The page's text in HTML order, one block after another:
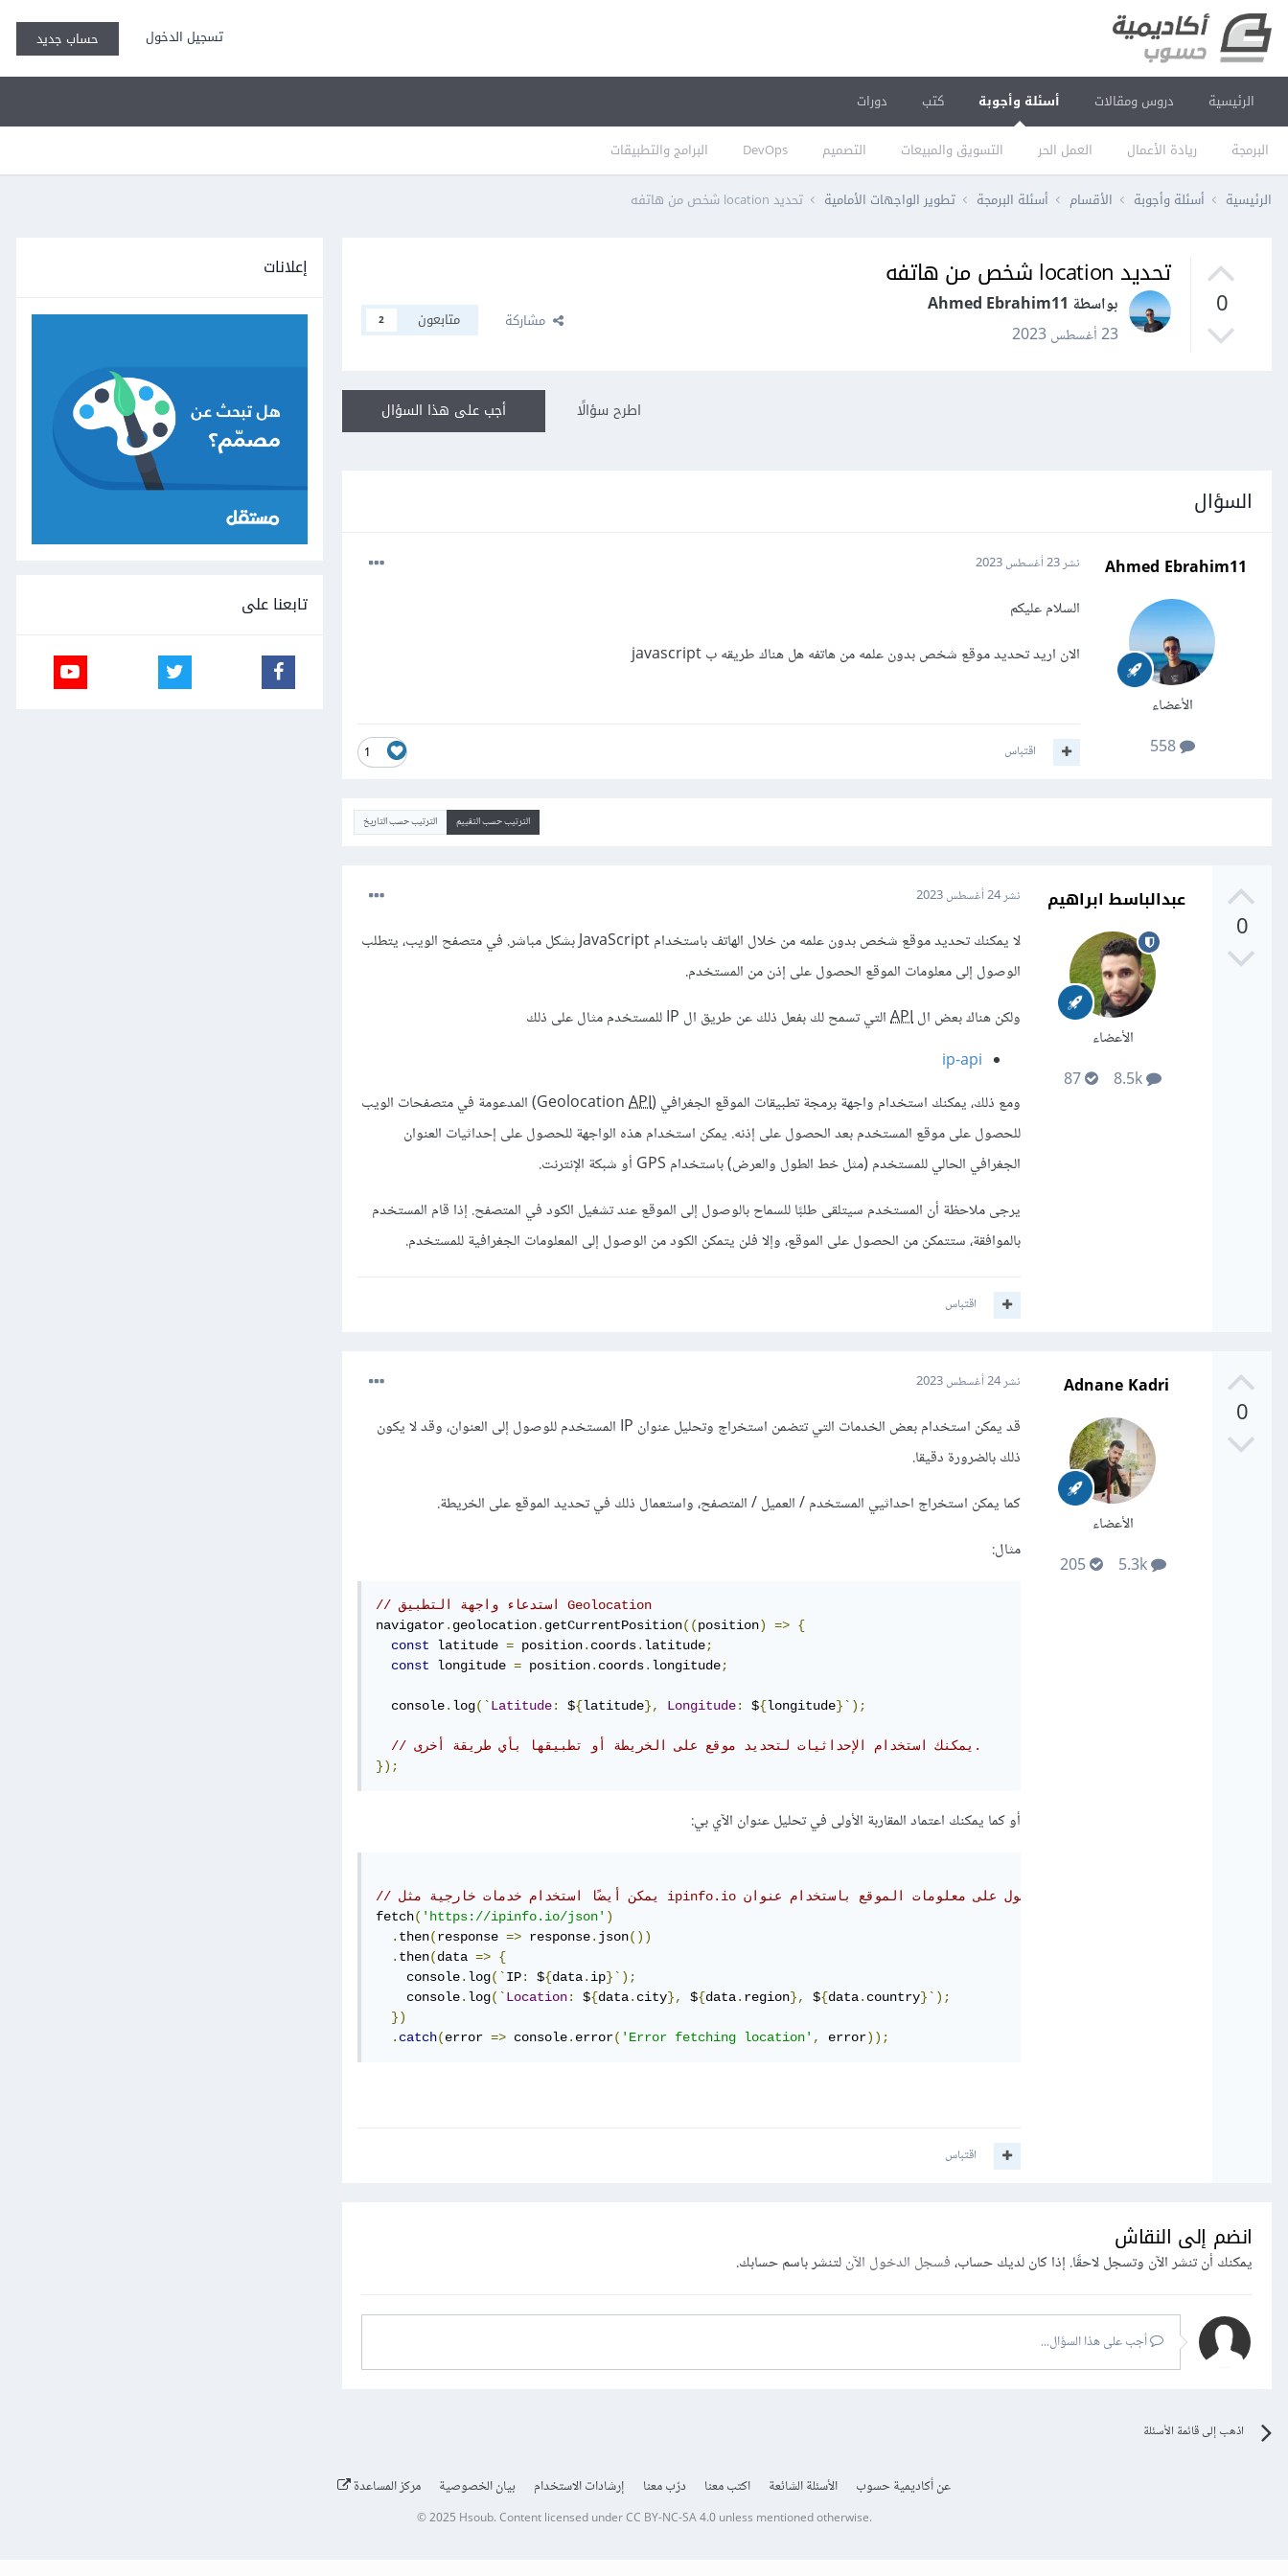
تسجيل الدخول حساب جديد
الرئيسية دروس ومقالات أسئلة وأجوبة
البرمجة ريادة الأعمال العمل الحر التسويق والمبيعات التصميم DevOps البرامج والتطبيقات
كتب دورات
الرئيسية أسئلة وأجوبة الأقسام أسئلة البرمجة تطوير الواجهات الأمامية تحديد location شخص من هاتفه
0
تحديد location شخص من هاتفه
بواسطة Ahmed Ebrahim11
23 أغسطس 2023
مشاركة متابعون 2
أجب على هذا السؤال اطرح سؤالًا
السؤال
Ahmed Ebrahim11
الأعضاء
558
نشر23 أغسطس 2023
السلام عليكم
الان اريد تحديد موقع شخص بدون علمه من هاتفه هل هناك طريقه ب javascript
1 اقتباس
الترتيب حسب التقييم الترتيب حسب التاريخ
0
عبدالباسط ابراهيم
الأعضاء
نشر24 أغسطس 2023
لا يمكنك تحديد موقع شخص بدون علمه من خلال الهاتف باستخدام JavaScript بشكل مباشر. في متصفح الويب، يتطلب
الوصول إلى معلومات الموقع الحصول على إذن من المستخدم.
ولكن هناك بعض الAPIالتي تسمح لك بفعل ذلك عن طريق ال IP للمستخدم مثال على ذلك
ip-api
ومع ذلك، يمكنك استخدام واجهة برمجة تطبيقات الموقع الجغرافي (GeolocationAPI
) المدعومة في متصفحات الويب
للحصول على موقع المستخدم بعد الحصول على إذنه. يمكن استخدام هذه الواجهة للحصول على إحداثيات العنوان
الجغرافي الحالي للمستخدم (مثل خط الطول والعرض) باستخدام GPS أو شبكة الإنترنت.
يرجى ملاحظة أن المستخدم سيتلقى طلبًا للسماح بالوصول إلى الموقع عند تشغيل الكود في المتصفح. إذا قام المستخدم
بالموافقة، ستتمكن من الحصول على الموقع، وإلا فلن يتمكن الكود من الوصول إلى المعلومات الجغرافية للمستخدم.
اقتباس
0
Adnane Kadri
الأعضاء
5.3k
205
نشر24 أغسطس 2023
قد يمكن استخدام بعض الخدمات التي تتضمن استخراج وتحليل عنوان IP المستخدم للوصول إلى العنوان، وقد لا يكون
ذلك بالضرورة دقيقا.
كما يمكن استخراج احداثيي المستخدم / العميل / المتصفح، واستعمال ذلك في تحديد الموقع على الخريطة.
مثال:
// استدعاء واجهة التطبيق Geolocation
navigator. geolocation. getCurrentPosition((position) => {
const latitude = position. coords. latitude;
const longitude = position. coords. longitude;
  console
. log(`Latitude: ${latitude}, Longitude: ${longitude}`);
// يمكنك استخدام الإحداثيات لتحديد موقع على الخريطة أو تطبيقها بأي طريقة أخرى.
});
أو كما يمكنك اعتماد المقاربة الأولى في تحليل عنوان الآي بي:
fetch( 'https://ipinfo.io/json' )
. then(response => response. json())
. then(data => {
    console
. log(`IP: ${data. ip}`);
    console
. log(`Location: ${data. city}, ${data. region}, ${data. country}`);
})
. catch(error => console. error( 'Error fetching location' , error));
اقتباس
انضم إلى النقاش
يمكنك أن تنشر الآن وتسجل لاحقًا. إذا كان لديك حساب،فسجل الدخول الآنلتنشر باسم حسابك.
أجب على هذا السؤال...
اذهب إلى قائمة الأسئلة
إعلانات
تابعنا على
عن أكاديمية حسوب الأسئلة الشائعة اكتب معنا درّب معنا إرشادات الاستخدام بيان الخصوصية مركز المساعدة
© 2025 Hsoub.Content licensed underCC BY-NC-SA 4.0unless mentioned otherwise.